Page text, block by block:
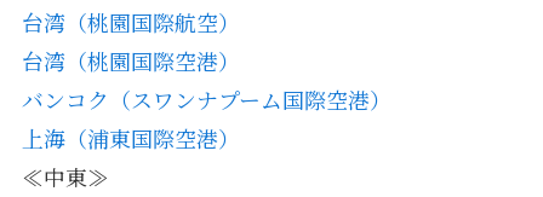
台湾（桃園国際航空）
台湾（桃園国際空港）
バンコク（スワンナプーム国際空港）
上海（浦東国際空港）
≪中東≫